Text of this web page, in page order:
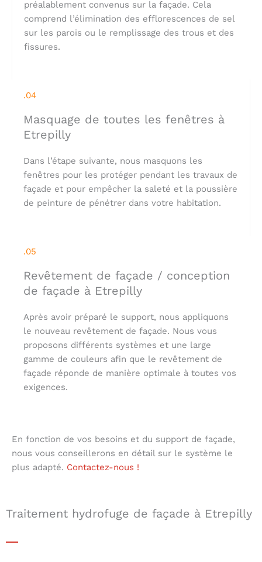
préalablement convenus sur la façade. Cela
comprend l’élimination des efflorescences de sel
sur les parois ou le remplissage des trous et des
fissures.
.04
Masquage de toutes les fenêtres à
Etrepilly
Dans l’étape suivante, nous masquons les
fenêtres pour les protéger pendant les travaux de
façade et pour empêcher la saleté et la poussière
de peinture de pénétrer dans votre habitation.
.05
Revêtement de façade / conception
de façade à Etrepilly
Après avoir préparé le support, nous appliquons
le nouveau revêtement de façade. Nous vous
proposons différents systèmes et une large
gamme de couleurs afin que le revêtement de
façade réponde de manière optimale à toutes vos
exigences.
En fonction de vos besoins et du support de façade,
nous vous conseillerons en détail sur le système le
plus adapté. Contactez-nous !
Traitement hydrofuge de façade à Etrepilly